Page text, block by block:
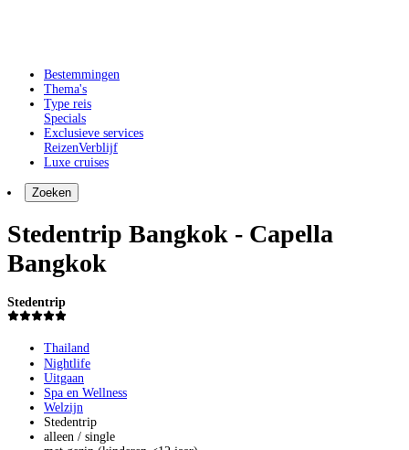
Bestemmingen
Thema's
Type reis
Specials
Exclusieve services
ReizenVerblijf
Luxe cruises
Zoeken
Stedentrip Bangkok - Capella
Bangkok
Stedentrip
Thailand
Nightlife
Uitgaan
Spa en Wellness
Welzijn
Stedentrip
alleen / single